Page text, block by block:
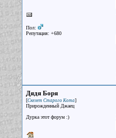
Пол:
Репутация: +680
Дядя Боря
[Скелет Старого Кота]
Прирожденный Джаец
Дурка этот форум :)